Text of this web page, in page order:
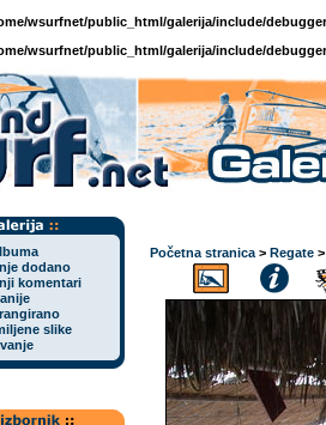
wsurfnet/public_html/galerija/include/
wsurfnet/public_html/galerija/include/
dodano
komentari
slike
Početna stranica > Regate